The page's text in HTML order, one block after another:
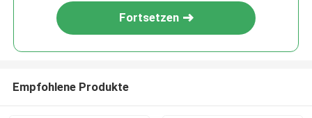
Pulver-beschichtende Teile
maschinell bearbeitet
Fortsetzen
Empfohlene Produkte